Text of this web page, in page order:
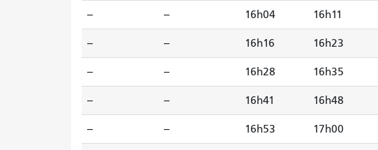
-- -- 16h04 16h11
-- -- 16h16 16h23
-- -- 16h28 16h35
-- -- 16h41 16h48
-- -- 16h53 17h00